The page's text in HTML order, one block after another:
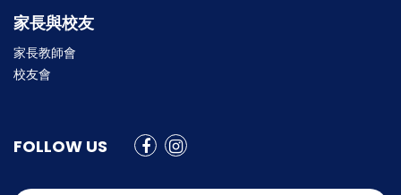
家長與校友
家長教師會
校友會
FOLLOW US